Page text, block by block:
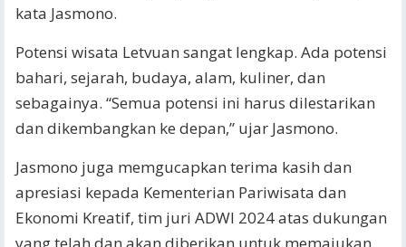
kata Jasmono.
Potensi wisata Letvuan sangat lengkap. Ada potensi
bahari, sejarah, budaya, alam, kuliner, dan
sebagainya. “Semua potensi ini harus dilestarikan
dan dikembangkan ke depan,” ujar Jasmono.
Jasmono juga memgucapkan terima kasih dan
apresiasi kepada Kementerian Pariwisata dan
Ekonomi Kreatif, tim juri ADWI 2024 atas dukungan